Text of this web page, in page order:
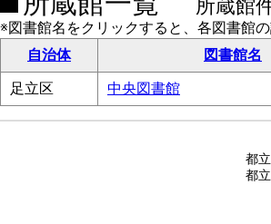
所蔵館
※図書館名をクリックすると、各図書館
自治体
図書館名
足立区 中央図書館
都
都